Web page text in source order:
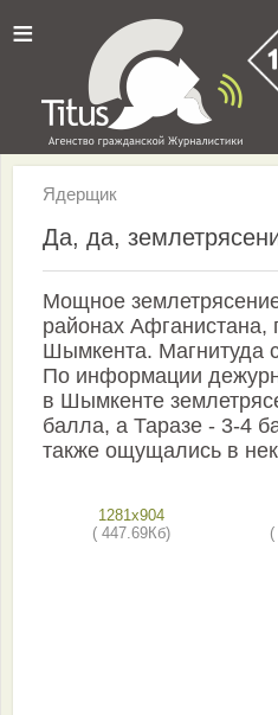
≡
Ядерщик
Да, да,
Мощное
районах Афганистана,
Шымкента. Магнитуда
По информации
в Шымкенте
балла, а Таразе - 3-4
также ощущались в
1281x904
( 447.69Кб)